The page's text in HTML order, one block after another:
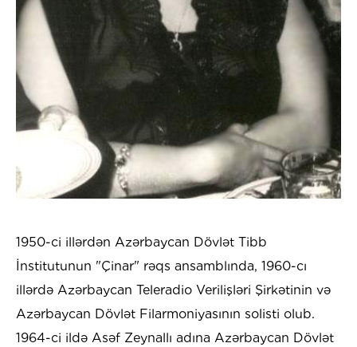
1950-ci illərdən Azərbaycan Dövlət Tibb
İnstitutunun "Çinar" rəqs ansamblında, 1960-cı
illərdə Azərbaycan Teleradio Verilişləri Şirkətinin və
Azərbaycan Dövlət Filarmoniyasının solisti olub.
1964-ci ildə Asəf Zeynallı adına Azərbaycan Dövlət